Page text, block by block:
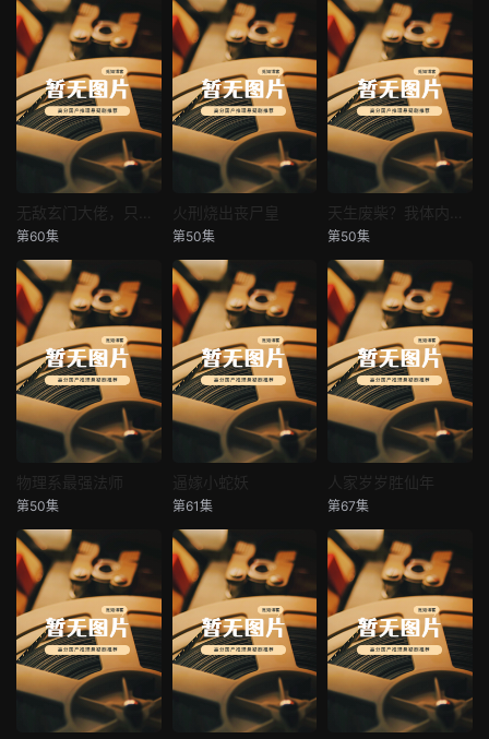
无敌玄门大佬，只听姐姐的话
第60集
火刑烧出丧尸皇
第50集 第50集
物理系最强法师
第50集
逼嫁小蛇妖
逼嫁小蛇妖
第61集
人家岁岁胜仙年
人家岁岁胜仙年
第67集